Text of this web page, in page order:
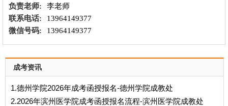
负责老师:
李老师
联系电话:
13964149377
微信号码:
13964149377
成考资讯
1.德州学院2026年成考函授报名-德州学院成教处
2.2026年滨州医学院成考函授报名流程-滨州医学院成教处